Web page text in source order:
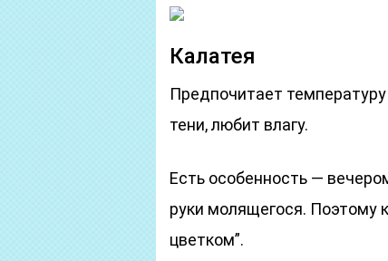
Калатея
Предпочитает
тени, любит влагу.
Есть особенность —
руки молящегося. Поэтому
цветком”.